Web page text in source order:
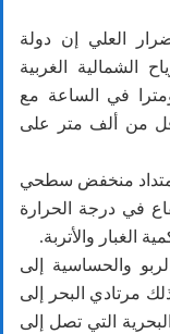
العلي إن دولة
الشمالية الغربية
لتزيد سرعتها على 60 كيلومترا في الساعة مع
من ألف متر على
بامتداد منخفض سطحي
في درجة الحرارة
الغبار والأتربة.
والحساسية إلى
مرتادي البحر إلى
التي تصل إلى